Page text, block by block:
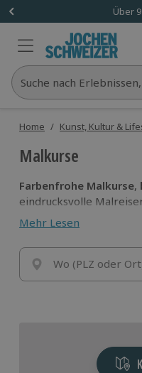
Über
Suche nach
Home / Kunst, Kultur &
Malkurse
Farbenfrohe Malkurse,
eindrucksvolle
ist hier genau richtig.
Anleitung, ist es in
Kunst, mit den eigenen
Kunstwerke zu
Mehr Lesen
Wo (PLZ oder